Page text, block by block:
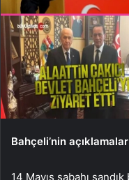
Bahçeli’nin
14 Mayıs sabahı